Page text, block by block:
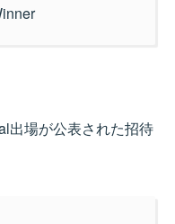
出場が公表された招待